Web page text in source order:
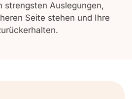
strengsten Auslegungen,
Seite stehen und Ihre